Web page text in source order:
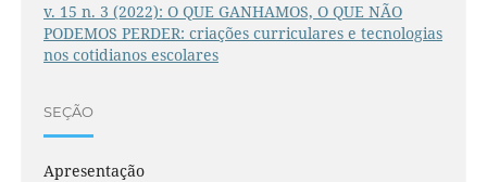
v. 15 n. 3 (2022): O QUE GANHAMOS, O QUE NÃO
PODEMOS PERDER: criações curriculares e tecnologias
nos cotidianos escolares
SEÇÃO
Apresentação